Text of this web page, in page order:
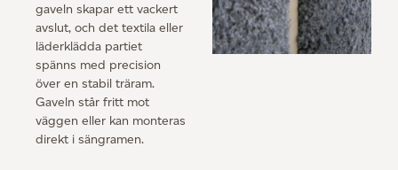
gaveln skapar ett vackert
avslut, och det textila eller
läderklädda partiet
spänns med precision
över en stabil träram.
Gaveln står fritt mot
väggen eller kan monteras
direkt i sängramen.